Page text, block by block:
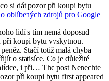
si dát pozor při koupi bytu
oblíbených zdrojů pro Google
lidí s tím nemá doposud
při koupi bytu vyskytnout
Stačí totiž malá chyba
o statisíce. Co je důležité
i při… The post Nenechte
při koupi bytu first appeared